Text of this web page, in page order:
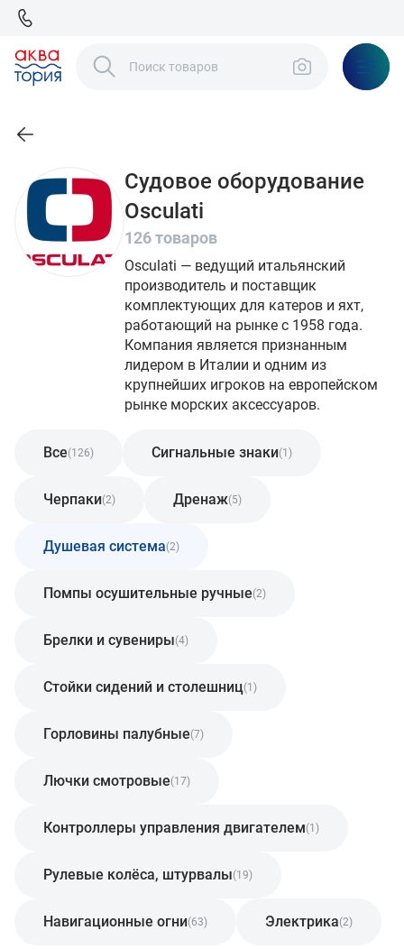
Судовое оборудование
Osculati
126 товаров
Osculati — ведущий итальянский
производитель и поставщик
комплектующих для катеров и яхт,
работающий на рынке с 1958 года.
Компания является признанным
лидером в Италии и одним из
крупнейших игроков на европейском
рынке морских аксессуаров.
Все(126) Сигнальные знаки(1)
Черпаки(2) Дренаж(5)
Душевая система(2)
Помпы осушительные ручные(2)
Брелки и сувениры(4)
Стойки сидений и столешниц(1)
Горловины палубные(7)
Лючки смотровые(17)
Контроллеры управления двигателем(1)
Рулевые колёса, штурвалы(19)
Навигационные огни(63) Электрика(2)